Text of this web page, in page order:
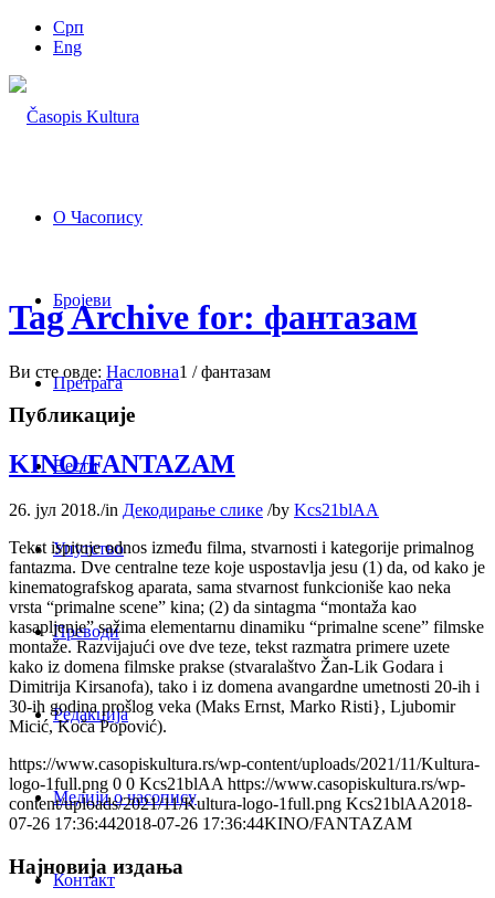
Срп
Eng
О Часопису
Бројеви
Претрага
Вести
Упутство
Преводи
Редакција
Медији о часопису
Контакт
Tag Archive for: фантазам
Ви сте овде: Насловна1 / фантазам
Публикације
KINO/FANTAZAM
26. јул 2018./in Декодирање слике /by Kcs21blAA
Tekst ispituje odnos između filma, stvarnosti i kategorije primalnog
fantazma. Dve centralne teze koje uspostavlja jesu (1) da, od kako je
kinematografskog aparata, sama stvarnost funkcioniše kao neka
vrsta “primalne scene” kina; (2) da sintagma “montaža kao
kasapljenje” sažima elementarnu dinamiku “primalne scene” filmske
montaže. Razvijajući ove dve teze, tekst razmatra primere uzete
kako iz domena filmske prakse (stvaralaštvo Žan-Lik Godara i
Dimitrija Kirsanofa), tako i iz domena avangardne umetnosti 20-ih i
30-ih godina prošlog veka (Maks Ernst, Marko Risti}, Ljubomir
Micić, Koča Popović).
https://www.casopiskultura.rs/wp-content/uploads/2021/11/Kultura-
logo-1full.png 0 0 Kcs21blAA https://www.casopiskultura.rs/wp-
content/uploads/2021/11/Kultura-logo-1full.png Kcs21blAA2018-
07-26 17:36:442018-07-26 17:36:44KINO/FANTAZAM
Најновија издања